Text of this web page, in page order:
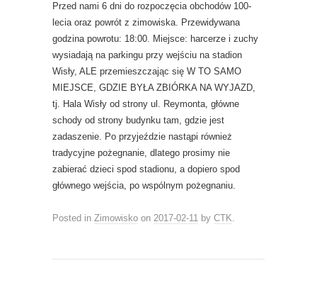
Przed nami 6 dni do rozpoczęcia obchodów 100-
lecia oraz powrót z zimowiska. Przewidywana
godzina powrotu: 18:00. Miejsce: harcerze i zuchy
wysiadają na parkingu przy wejściu na stadion
Wisły, ALE przemieszczając się W TO SAMO
MIEJSCE, GDZIE BYŁA ZBIÓRKA NA WYJAZD,
tj. Hala Wisły od strony ul. Reymonta, główne
schody od strony budynku tam, gdzie jest
zadaszenie. Po przyjeździe nastąpi również
tradycyjne pożegnanie, dlatego prosimy nie
zabierać dzieci spod stadionu, a dopiero spod
głównego wejścia, po wspólnym pożegnaniu.
Posted in Zimowisko on 2017-02-11 by CTK